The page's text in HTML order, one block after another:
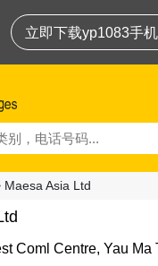
立即下载yp1083手
Maesa Asia Ltd
Coml Centre, Yau Ma